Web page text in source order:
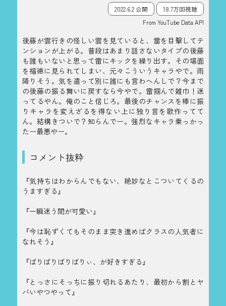
2022.6.2 公開
18.7万回視聴
From YouTube Data API
後藤が雲行きの怪しい雲を見ていると、雷を目撃してテ
ンションが上がる。普段はあまり話さないタイプの後藤
も誰もいないと思って雷にキックを繰り出す。その場面
を福徳に見られてしまい、元々こういうキャラやで。雨
降りそう。気を遣って別に誰にも言わへんしで？今まで
の後藤の振る舞いに戻すなら今やで。雷掴んで雑巾！迷
ってるやん。俺のこと信じろ。最後のチャンスを棒に振
りキャラを変えざるを得ない上に独り言を歌作ってて
ん。結構きついで？知らんでー。強烈なキャラ乗っかっ
たー最悪やー。
コメント抜粋
『気持ちはわからんでもない、絶妙なとこついてくるの
うますぎる』
『一瞬迷う間が可愛い』
『今は恥ずくてもそのまま突き進めばクラスの人気者に
なれそう』
『ばりばりばりばりぃ、が好きすぎる』
『とっさにそっちに振り切れるあたり、最初から割とヤ
バいやつやって』